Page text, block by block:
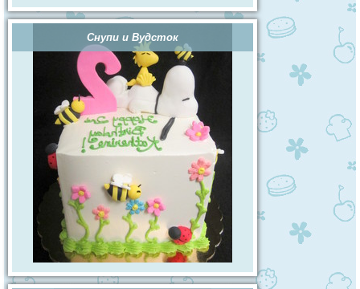
Снупи и Вудсток